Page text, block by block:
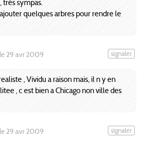
très sympas.
quelques arbres pour rendre le
le 29 avr 2009 signaler
, Vividu a raison mais, il n y en
, c est bien a Chicago non ville des
le 29 avr 2009 signaler